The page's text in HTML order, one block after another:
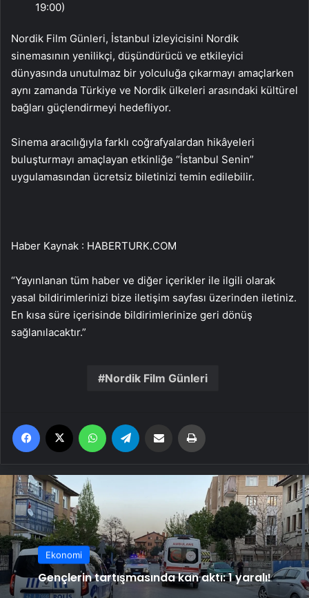
19:00)
Nordik Film Günleri, İstanbul izleyicisini Nordik
sinemasının yenilikçi, düşündürücü ve etkileyici
dünyasında unutulmaz bir yolculuğa çıkarmayı amaçlarken
aynı zamanda Türkiye ve Nordik ülkeleri arasındaki kültürel
bağları güçlendirmeyi hedefliyor.
Sinema aracılığıyla farklı coğrafyalardan hikâyeleri
buluşturmayı amaçlayan etkinliğe “İstanbul Senin”
uygulamasından ücretsiz biletinizi temin edilebilir.
Haber Kaynak : HABERTURK.COM
“Yayınlanan tüm haber ve diğer içerikler ile ilgili olarak
yasal bildirimlerinizi bize iletişim sayfası üzerinden iletiniz.
En kısa süre içerisinde bildirimlerinize geri dönüş
sağlanılacaktır.”
Nordik Film Günleri
Facebook WhatsApp Email'den paylaş
Ekonomi
Gençlerin tartışmasında kan aktı: 1 yaralı!